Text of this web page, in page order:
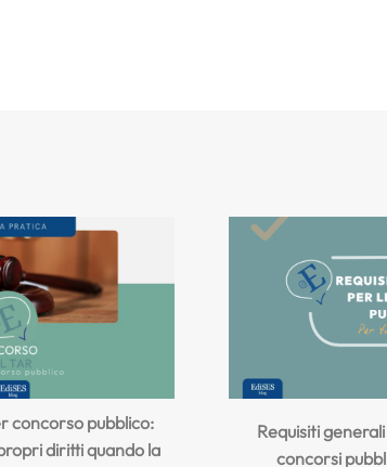
concorso pubblico:
diritti quando la
Requisiti
concorsi